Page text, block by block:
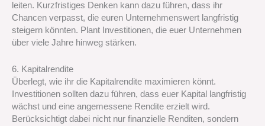
leiten. Kurzfristiges Denken kann dazu führen, dass ihr
Chancen verpasst, die euren Unternehmenswert langfristig
steigern könnten. Plant Investitionen, die euer Unternehmen
über viele Jahre hinweg stärken.
6. Kapitalrendite
Überlegt, wie ihr die Kapitalrendite maximieren könnt.
Investitionen sollten dazu führen, dass euer Kapital langfristig
wächst und eine angemessene Rendite erzielt wird.
Berücksichtigt dabei nicht nur finanzielle Renditen, sondern